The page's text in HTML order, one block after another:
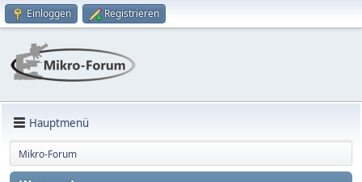
Einloggen Registrieren
Hauptmenü
Mikro-Forum